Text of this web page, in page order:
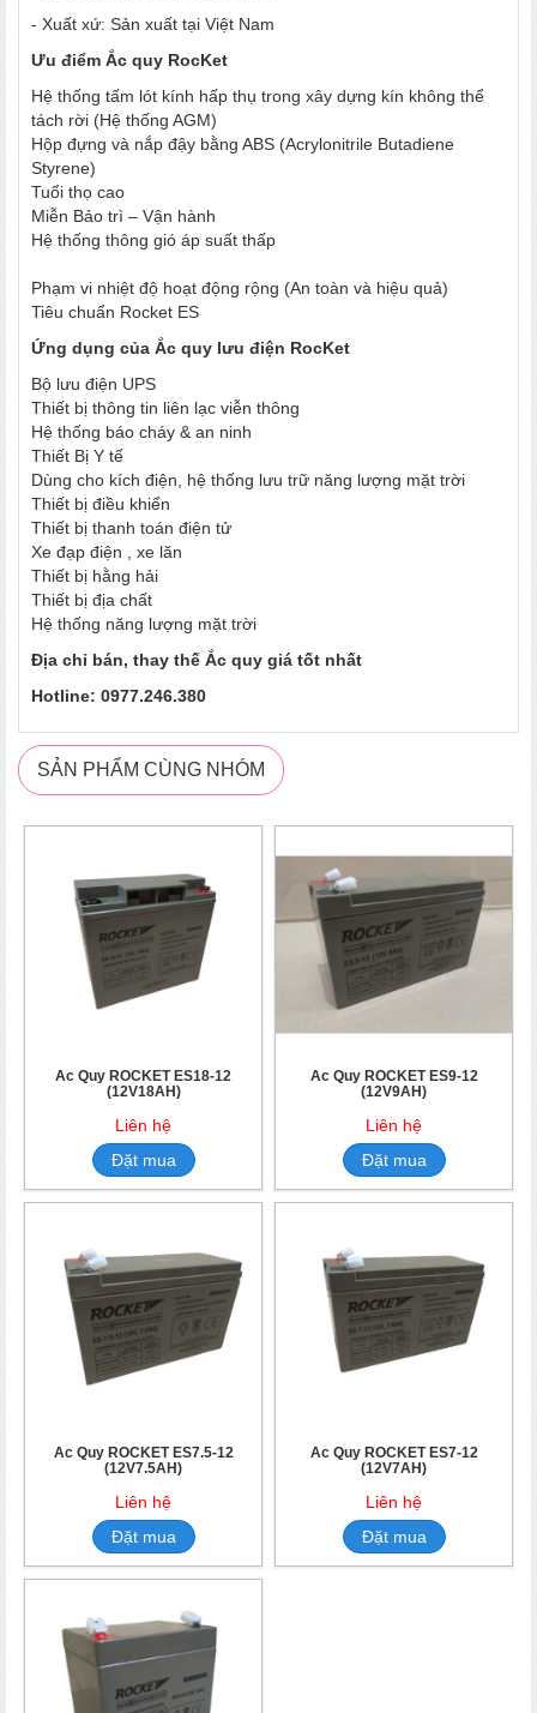
- Xuất xứ: Sản xuất tại Việt Nam
Ưu điểm Ắc quy RocKet
Hệ thống tấm lót kính hấp thụ trong xây dựng kín không thể
tách rời (Hệ thống AGM)
Hộp đựng và nắp đậy bằng ABS (Acrylonitrile Butadiene
Styrene)
Tuổi thọ cao
Miễn Bảo trì – Vận hành
Hệ thống thông gió áp suất thấp
Phạm vi nhiệt độ hoạt động rộng (An toàn và hiệu quả)
Tiêu chuẩn Rocket ES
Ứng dụng của Ắc quy lưu điện RocKet
Bộ lưu điện UPS
Thiết bị thông tin liên lạc viễn thông
Hệ thống báo cháy & an ninh
Thiết Bị Y tế
Dùng cho kích điện, hệ thống lưu trữ năng lượng mặt trời
Thiết bị điều khiển
Thiết bị thanh toán điện tử
Xe đạp điện , xe lăn
Thiết bị hằng hải
Thiết bị địa chất
Hệ thống năng lượng mặt trời
Địa chỉ bán, thay thế Ắc quy giá tốt nhất
Hotline: 0977.246.380
SẢN PHẨM CÙNG NHÓM
Ắc Quy ROCKET ES18-12
(12V18AH)
Liên hệ
Đặt mua
Ắc Quy ROCKET ES9-12
(12V9AH)
Liên hệ
Đặt mua
Ắc Quy ROCKET ES7.5-12
(12V7.5AH)
Liên hệ
Đặt mua
Ắc Quy ROCKET ES7-12
(12V7AH)
Liên hệ
Đặt mua